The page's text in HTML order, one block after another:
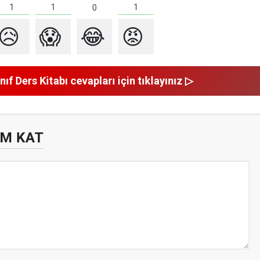
1 1 0 1
😥 😱 😂 😡
Ders Kitabı cevapları için tıklayınız ▷
KAT